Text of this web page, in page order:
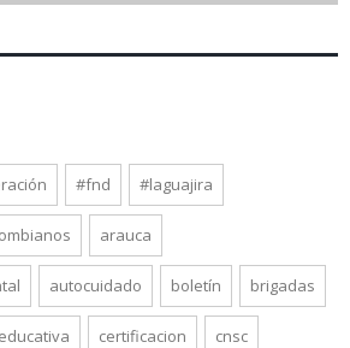
#fnd #laguajira
arauca
autocuidado boletín brigadas
certificacion cnsc